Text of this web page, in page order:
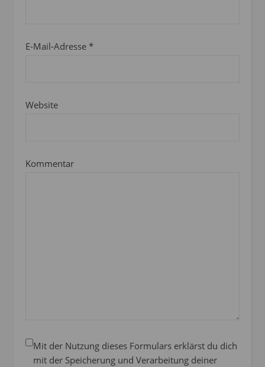
E-Mail-Adresse *
Website
Kommentar
Mit der Nutzung dieses Formulars erklärst du dich
mit der Speicherung und Verarbeitung deiner